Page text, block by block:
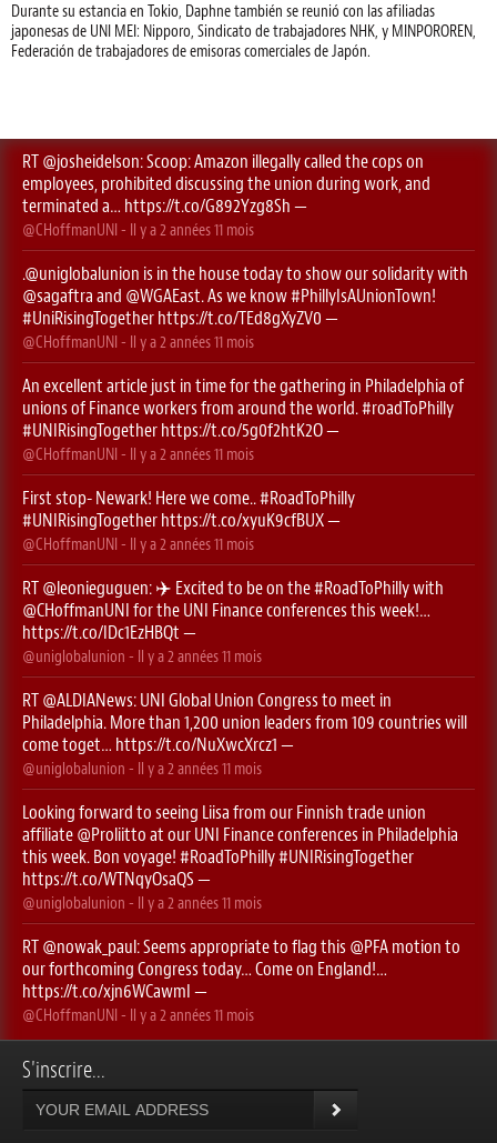
Durante su estancia en Tokio, Daphne también se reunió con las afiliadas
japonesas de UNI MEI: Nipporo, Sindicato de trabajadores NHK, y MINPOROREN,
Federación de trabajadores de emisoras comerciales de Japón.
S'inscrire...
RT @josheidelson: Scoop: Amazon illegally called the cops on
employees, prohibited discussing the union during work, and
terminated a… https://t.co/G892Yzg8Sh —
@CHoffmanUNI - Il y a 2 années 11 mois
.@uniglobalunion is in the house today to show our solidarity with
@sagaftra ⁩ and ⁦ @WGAEast⁩. As we know#PhillyIsAUnionTown!
#UniRisingTogether https://t.co/TEd8gXyZV0 —
@CHoffmanUNI - Il y a 2 années 11 mois
An excellent article just in time for the gathering in Philadelphia of
unions of Finance workers from around the world.#roadToPhilly
#UNIRisingTogether https://t.co/5g0f2htK2O—
@CHoffmanUNI - Il y a 2 années 11 mois
First stop- Newark! Here we come..#RoadToPhilly
#UNIRisingTogether https://t.co/xyuK9cfBUX—
@CHoffmanUNI - Il y a 2 années 11 mois
RT @leonieguguen: ✈️ Excited to be on the#RoadToPhillywith
@CHoffmanUNI for the UNI Finance conferences this week!…
https://t.co/IDc1EzHBQt —
@uniglobalunion - Il y a 2 années 11 mois
RT @ALDIANews: UNI Global Union Congress to meet in
Philadelphia. More than 1,200 union leaders from 109 countries will
come toget… https://t.co/NuXwcXrcz1 —
@uniglobalunion - Il y a 2 années 11 mois
Looking forward to seeing Liisa from our Finnish trade union
affiliate @Proliitto at our UNI Finance conferences in Philadelphia
this week. Bon voyage! #RoadToPhilly#UNIRisingTogether
https://t.co/WTNqyOsaQS —
@uniglobalunion - Il y a 2 années 11 mois
RT @nowak_paul: Seems appropriate to flag this ⁦ @PFA ⁩ motion to
our forthcoming Congress today… Come on England!…
https://t.co/xjn6WCawmI —
@CHoffmanUNI - Il y a 2 années 11 mois